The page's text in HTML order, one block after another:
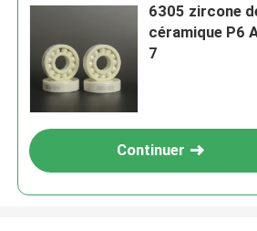
6305 zircone
céramique P6
7
Continuer